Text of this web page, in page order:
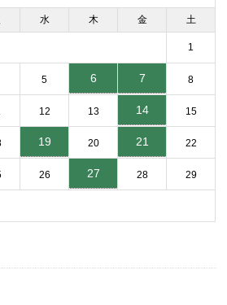
水 木 金 土
1
5 6 7 8
12 13 14 15
19 20 21 22
26 27 28 29